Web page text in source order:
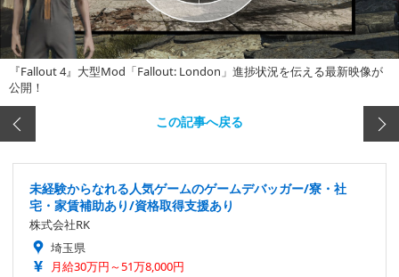
『Fallout 4』大型Mod「Fallout: London」進捗状況を伝える最新映像が
公開！
この記事へ戻る
未経験からなれる人気ゲームのゲームデバッガー/寮・社
宅・家賃補助あり/資格取得支援あり
株式会社RK
埼玉県
月給30万円～51万8,000円